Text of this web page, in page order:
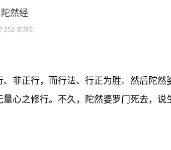
陀然经
次浏览
非正行，而行法、行正为胜。然后陀然
心之修行。不久，陀然婆罗门死去，说